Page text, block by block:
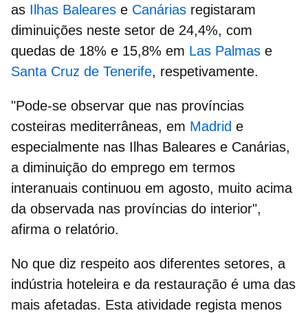
as Ilhas Baleares e Canárias registaram
diminuições neste setor de 24,4%, com
quedas de 18% e 15,8% em Las Palmas e
Santa Cruz de Tenerife, respetivamente.
"Pode-se observar que nas províncias
costeiras mediterrâneas, em Madrid e
especialmente nas Ilhas Baleares e Canárias,
a diminuição do emprego em termos
interanuais continuou em agosto, muito acima
da observada nas províncias do interior",
afirma o relatório.
No que diz respeito aos diferentes setores, a
indústria hoteleira e da restauração é uma das
mais afetadas. Esta atividade regista menos